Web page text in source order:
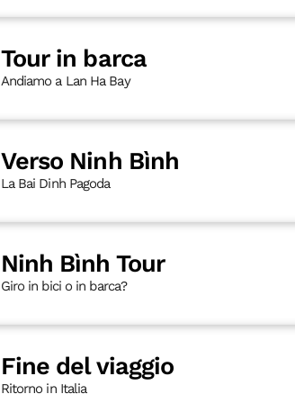
Tour in barca
Andiamo a Lan Ha Bay
Verso Ninh Bình
La Bai Dinh Pagoda
Ninh Bình Tour
Giro in bici o in barca?
Fine del viaggio
Ritorno in Italia